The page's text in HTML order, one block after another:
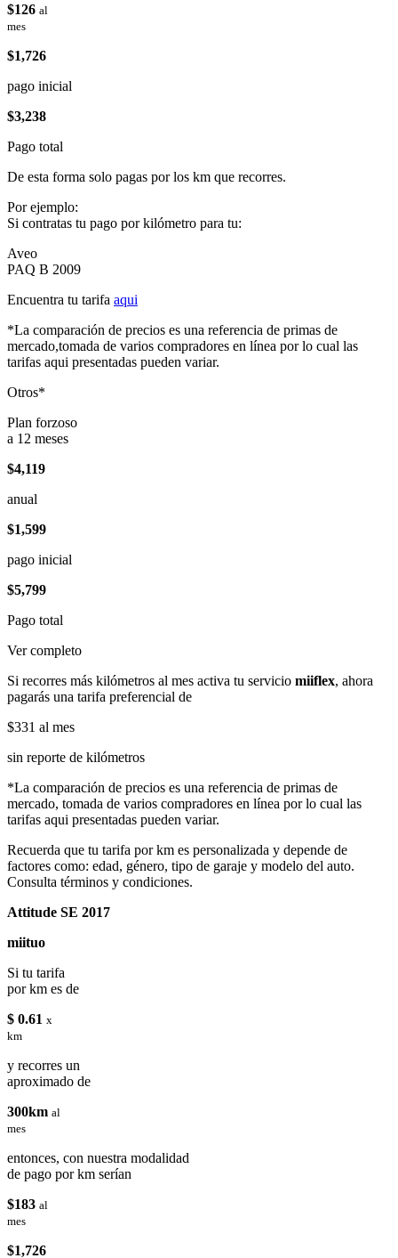
$126 al
mes
$1,726
pago inicial
$3,238
Pago total
De esta forma solo pagas por los km que recorres.
Por ejemplo:
Si contratas tu pago por kilómetro para tu:
Aveo
PAQ B 2009
Encuentra tu tarifa aqui
*La comparación de precios es una referencia de primas de
mercado,tomada de varios compradores en línea por lo cual las
tarifas aqui presentadas pueden variar.
Otros*
Plan forzoso
a 12 meses
$4,119
anual
$1,599
pago inicial
$5,799
Pago total
Ver completo
Si recorres más kilómetros al mes activa tu servicio miiflex, ahora
pagarás una tarifa preferencial de
$331 al mes
sin reporte de kilómetros
*La comparación de precios es una referencia de primas de
mercado, tomada de varios compradores en línea por lo cual las
tarifas aqui presentadas pueden variar.
Recuerda que tu tarifa por km es personalizada y depende de
factores como: edad, género, tipo de garaje y modelo del auto.
Consulta términos y condiciones.
Attitude SE 2017
miituo
Si tu tarifa
por km es de
$ 0.61 x
km
y recorres un
aproximado de
300km al
mes
entonces, con nuestra modalidad
de pago por km serían
$183 al
mes
$1,726